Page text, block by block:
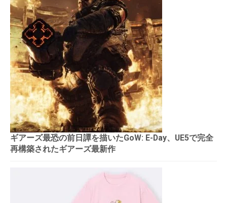
ギアーズ最恐の前日譚を描いたGoW: E-Day、UE5で完全
再構築されたギアーズ最新作